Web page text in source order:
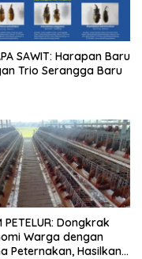
SAWIT: Harapan Baru
Trio Serangga Baru
PETELUR: Dongkrak
Warga dengan
Peternakan, Hasilkan